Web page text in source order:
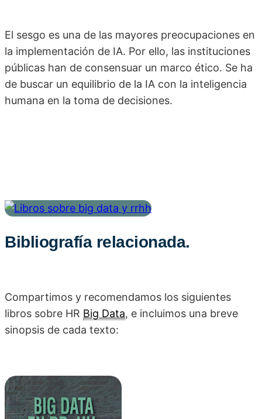
El sesgo es una de las mayores preocupaciones en
la implementación de IA. Por ello, las instituciones
públicas han de consensuar un marco ético. Se ha
de buscar un equilibrio de la IA con la inteligencia
humana en la toma de decisiones.
Bibliografía relacionada.
Compartimos y recomendamos los siguientes
libros sobre HR Big Data, e incluimos una breve
sinopsis de cada texto: